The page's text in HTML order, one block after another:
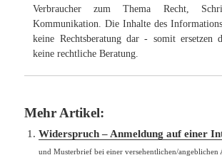
Verbraucher zum Thema Recht,
Kommunikation. Die Inhalte des
keine Rechtsberatung dar - somit ersetzen
keine rechtliche Beratung.
Mehr Artikel:
Widerspruch – Anmeldung auf einer
und Musterbrief bei einer versehentlichen/angeblichen